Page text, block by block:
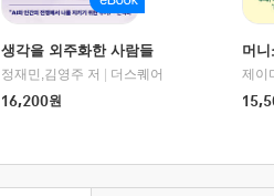
생각을 외주화한 사람들
정재민,김영주 저
더스퀘어
16,200원
머